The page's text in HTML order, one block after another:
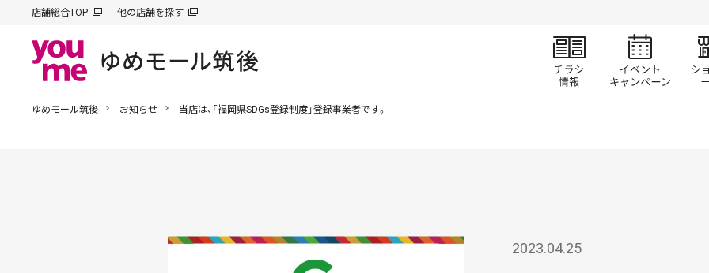
店舗総合TOP 他の店舗を探す
チラシ情報 イベ
ゆめモール筑後 お知らせ 当店は、「福岡県SDGs登録制度」登録事業者です。
2023.04.25